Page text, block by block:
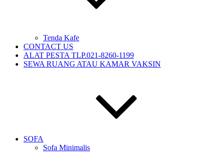
Tenda Kafe
CONTACT US
ALAT PESTA TLP.021-8260-1199
SEWA RUANG ATAU KAMAR VAKSIN
SOFA
Sofa Minimalis